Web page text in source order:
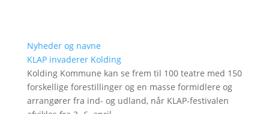
Nyheder og navne
KLAP invaderer Kolding
Kolding Kommune kan se frem til 100 teatre med 150
forskellige forestillinger og en masse formidlere og
arrangører fra ind- og udland, når KLAP-festivalen